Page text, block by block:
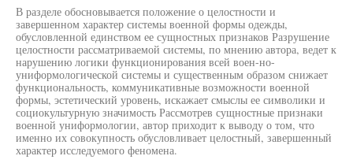
В разделе обосновывается положение о целостности и
завершенном характер системы военной формы одежды,
обусловленной единством ее сущностных признаков Разрушение
целостности рассматриваемой системы, по мнению автора, ведет к
нарушению логики функционирования всей воен-но-
униформологической системы и существенным образом снижает
функциональность, коммуникативные возможности военной
формы, эстетический уровень, искажает смыслы ее символики и
социокультурную значимость Рассмотрев сущностные признаки
военной униформологии, автор приходит к выводу о том, что
именно их совокупность обусловливает целостный, завершенный
характер исследуемого феномена.